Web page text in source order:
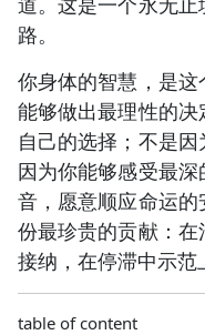
路。
你身体的智慧，是
能够做出最理性的
自己的选择；不是
因为你能够感受最
音，愿意顺应命运
份最珍贵的贡献：
接纳，在停滞中示范
table of content